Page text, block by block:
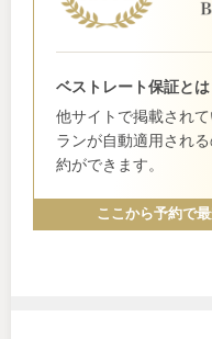
ベストレート保証とは
他サイトで掲載され
ランが自動適用され
約ができます。
ここから予約で